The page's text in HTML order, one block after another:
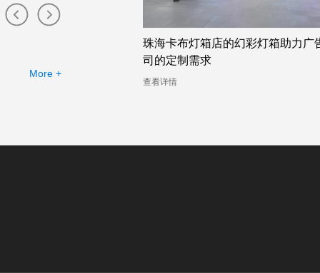
More +
珠海卡布灯箱店的幻彩灯箱助力广
司的定制需求
查看详情